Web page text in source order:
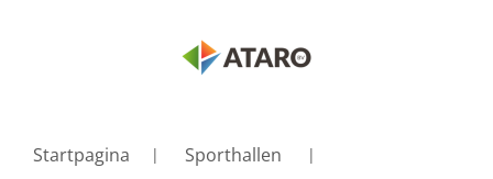
Startpagina
Sporthallen